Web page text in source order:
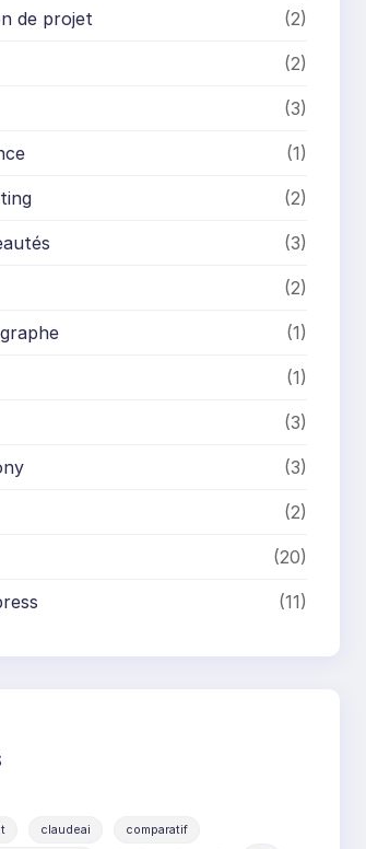
de projet (2)
(2)
(3)
(1)
(2)
(3)
(2)
(1)
(1)
(3)
(3)
(2)
(20)
(11)
claudeai comparatif